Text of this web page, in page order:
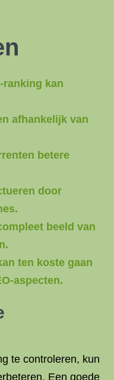
ranking kan
afhankelijk van
betere
door
beeld van
ten koste gaan
aspecten.
te controleren, kun
Een goede